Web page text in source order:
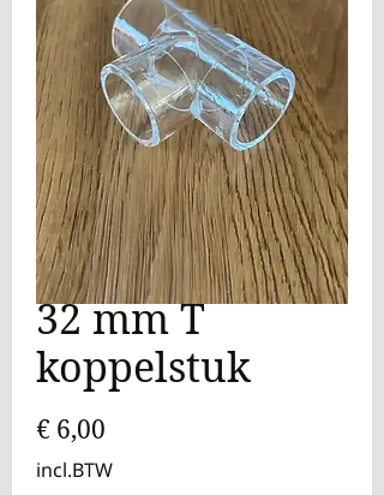
32 mm T
koppelstuk
€ 6,00
incl.BTW